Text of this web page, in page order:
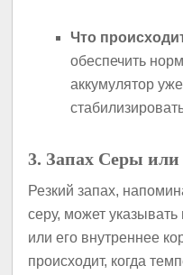
Что
обеспечить
аккумулятор
3. Запах Серы
Резкий запах,
серу, может
или его внутреннее
происходит, когда